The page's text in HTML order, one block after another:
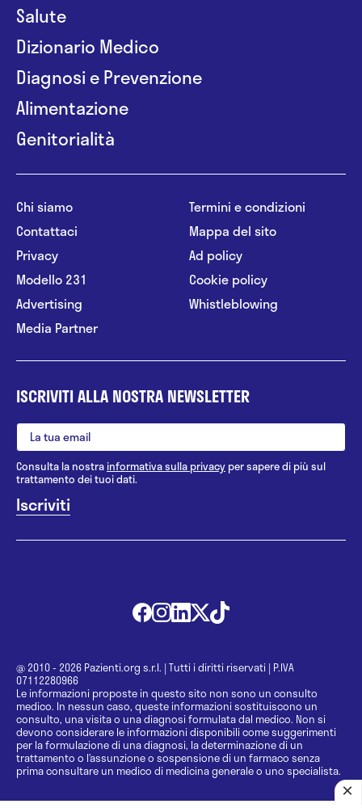
Salute
Dizionario Medico
Diagnosi e Prevenzione
Alimentazione
Genitorialità
Chi siamo
Contattaci
Privacy
Modello 231
Advertising
Media Partner
Termini e condizioni
Mappa del sito
Ad policy
Cookie policy
Whistleblowing
ISCRIVITI ALLA NOSTRA NEWSLETTER
Consulta la nostrainformativa sulla privacy per sapere di più sul
trattamento dei tuoi dati.
@ 2010 - 2026 Pazienti.org s.r.l. | Tutti i diritti riservati | P.IVA
07112280966
Le informazioni proposte in questo sito non sono un consulto
medico. In nessun caso, queste informazioni sostituiscono un
consulto, una visita o una diagnosi formulata dal medico. Non si
devono considerare le informazioni disponibili come suggerimenti
per la formulazione di una diagnosi, la determinazione di un
trattamento o l’assunzione o sospensione di un farmaco senza
prima consultare un medico di medicina generale o uno specialista.